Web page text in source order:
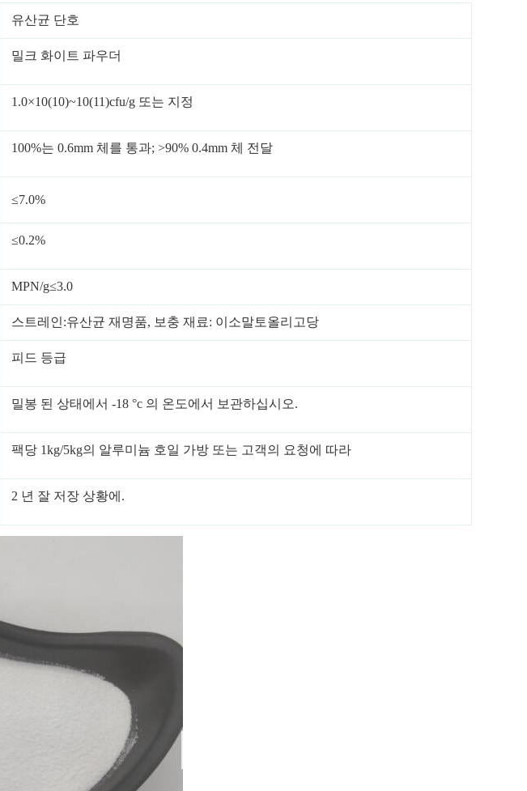
유산균 단호
밀크 화이트 파우더
1.0×10(10)~10(11)cfu/g 또는 지정
100%는 0.6mm 체를 통과; >90% 0.4mm 체 전달
≤7.0%
≤0.2%
MPN/g≤3.0
스트레인:유산균 재명품, 보충 재료: 이소말토올리고당
피드 등급
밀봉 된 상태에서 -18 °c 의 온도에서 보관하십시오.
팩당 1kg/5kg의 알루미늄 호일 가방 또는 고객의 요청에 따라
2 년 잘 저장 상황에.